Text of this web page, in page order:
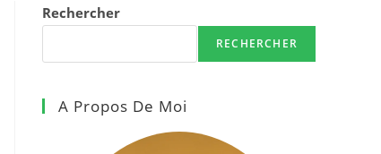
Rechercher
RECHERCHER
A Propos De Moi